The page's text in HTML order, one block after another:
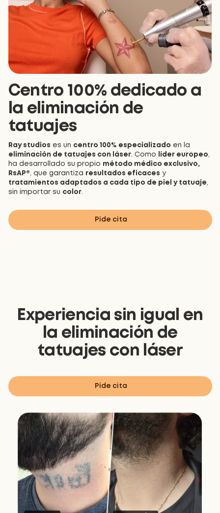
Centro 100% dedicado a
la eliminación de
tatuajes
Ray studios es un centro 100% especializado en la
eliminación de tatuajes con láser. Como líder europeo,
ha desarrollado su propio método médico exclusivo,
RsAP®, que garantiza resultados eficaces y
tratamientos adaptados a cada tipo de piel y tatuaje,
sin importar su color.
Pide cita
Experiencia sin igual en
la eliminación de
tatuajes con láser
Pide cita